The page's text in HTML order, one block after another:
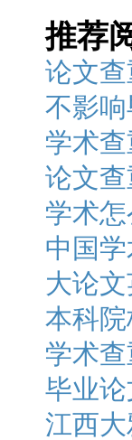
推荐
论文
不影
学术
论文
学术
中国
大论
本科
学术
毕业
江西